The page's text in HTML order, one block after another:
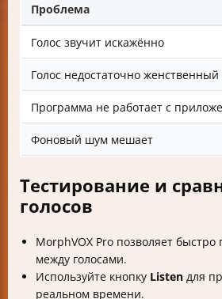
Проблема
Голос звучит искажённо
Голос недостаточно женственный
Программа не работает с
Фоновый шум мешает
Тестирование и
голосов
MorphVOX Pro позволяет быстро
между голосами.
Используйте кнопку Listen для
реальном времени.